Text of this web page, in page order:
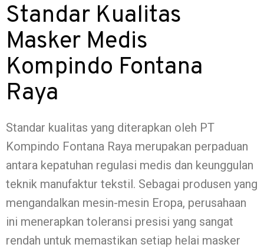
Standar Kualitas
Masker Medis
Kompindo Fontana
Raya
Standar kualitas yang diterapkan oleh PT
Kompindo Fontana Raya merupakan perpaduan
antara kepatuhan regulasi medis dan keunggulan
teknik manufaktur tekstil. Sebagai produsen yang
mengandalkan mesin-mesin Eropa, perusahaan
ini menerapkan toleransi presisi yang sangat
rendah untuk memastikan setiap helai masker